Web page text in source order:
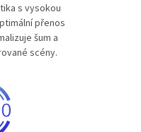
s vysokou
přenos
šum a
scény.